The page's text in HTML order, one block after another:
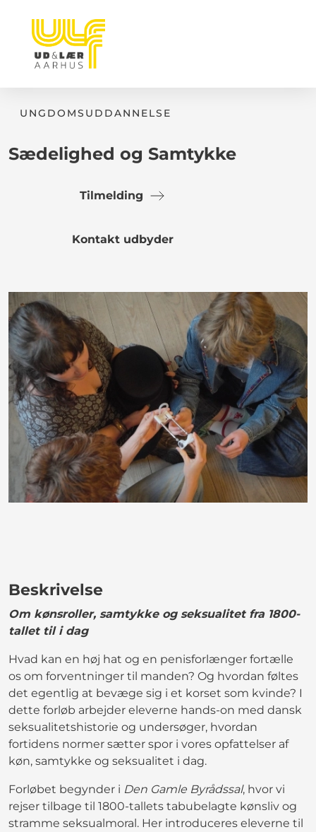
UNGDOMSUDDANNELSE
Sædelighed og Samtykke
Tilmelding
Kontakt udbyder
Beskrivelse
Om kønsroller, samtykke og seksualitet fra 1800-
tallet til i dag
Hvad kan en høj hat og en penisforlænger fortælle
os om forventninger til manden? Og hvordan føltes
det egentlig at bevæge sig i et korset som kvinde? I
dette forløb arbejder eleverne hands-on med dansk
seksualitetshistorie og undersøger, hvordan
fortidens normer sætter spor i vores opfattelser af
køn, samtykke og seksualitet i dag.
Forløbet begynder i Den Gamle Byrådssal, hvor vi
rejser tilbage til 1800-tallets tabubelagte kønsliv og
stramme seksualmoral. Her introduceres eleverne til